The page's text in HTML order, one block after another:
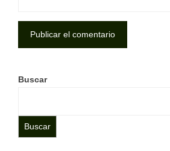
Buscar
Buscar